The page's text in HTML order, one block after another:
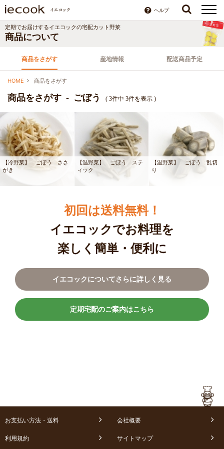
ヘルプ
商品をさがす 産地情報 配送商品予定
定期でお届けするイエコックの宅配カット野菜
商品について
HOME 商品をさがす
商品をさがす - ごぼう ( 3件中 3件を表示 )
【冷野菜】 ごぼう ささ
がき
【温野菜】 ごぼう ステ
ィック
【温野菜】 ごぼう 乱切
り
初回は送料無料！
イエコックでお料理を
楽しく簡単・便利に
イエコックについてさらに詳しく見る
定期宅配のご案内はこちら
お支払い方法・送料 会社概要
利用規約 サイトマップ